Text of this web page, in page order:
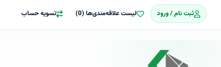
ثبت نام / ورود لیست علاقه‌مندی‌ها (0) تسویه حساب